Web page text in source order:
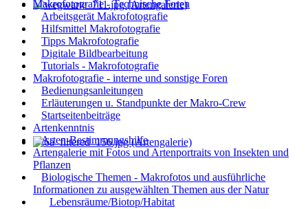
Makrofotografie - Technische Foren
Arbeitsgerät Makrofotografie
Hilfsmittel Makrofotografie
Tipps Makrofotografie
Digitale Bildbearbeitung
Tutorials - Makrofotografie
Makrofotografie - interne und sonstige Foren
Bedienungsanleitungen
Erläuterungen u. Standpunkte der Makro-Crew
Startseitenbeiträge
Artenkenntnis
Arten-Bestimmungshilfe
Artengalerie mit Fotos und Artenportraits von Insekten und
Pflanzen
Biologische Themen - Makrofotos und ausführliche
Informationen zu ausgewählten Themen aus der Natur
Lebensräume/Biotop/Habitat